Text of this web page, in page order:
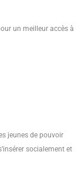
un meilleur accès à
jeunes de pouvoir
socialement et